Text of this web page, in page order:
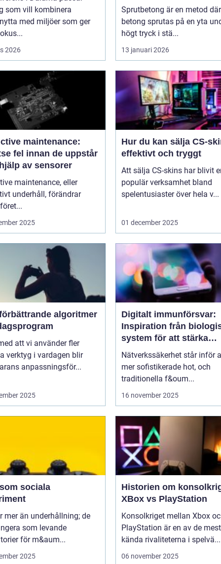
som vill kombinera
med miljöer som ger
2026
Sprutbetong är en metod där
betong sprutas på en yta
högt tryck i stä...
13 januari 2026
maintenance:
fel innan de uppstår
av sensorer
maintenance, eller
underhåll, förändrar
2025
Hur du kan sälja CS-
effektivt och tryggt
Att sälja CS-skins har blivit
populär verksamhet bland
spelentusiaster över hela v...
01 december 2025
algoritmer
att vi använder fler
verktyg i vardagen blir
anpassningsför...
2025
Digitalt immunförsvar:
Inspiration från
system för att stärka
nätverkssäkerhet
Nätverkssäkerhet står inför
mer sofistikerade hot, och
traditionella f&oum...
16 november 2025
sociala
mer än underhållning; de
som levande
för m&aum...
2025
Historien om
XBox vs PlayStation
Konsolkriget mellan Xbox
PlayStation är en av de mest
kända rivaliteterna i spelvä...
06 november 2025